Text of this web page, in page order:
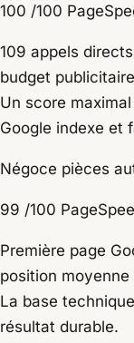
100 /100
109 appels
budget
Un score
Google indexe et
Négoce pièces
99 /100
Première page
position
La base
résultat durable.